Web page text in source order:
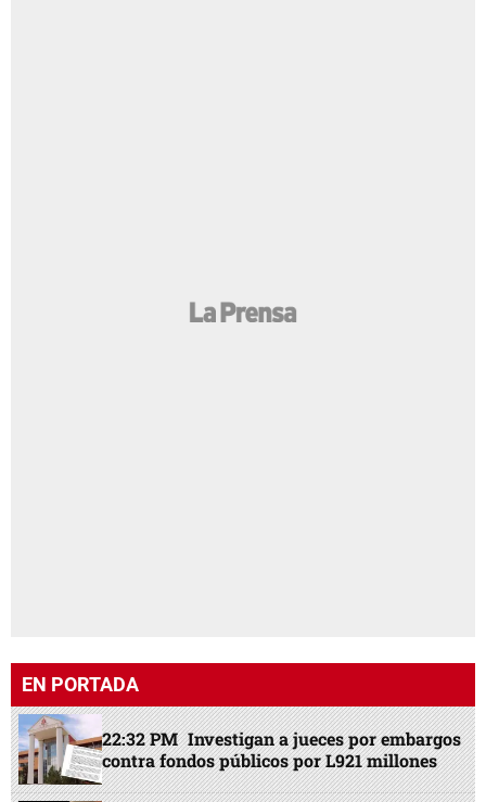
EN PORTADA
22:32 PM Investigan a jueces por embargos
contra fondos públicos por L921 millones